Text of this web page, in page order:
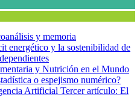
y memoria
energético y la sostenibilidad de
y Nutrición en el Mundo
o espejismo numérico?
Artificial Tercer artículo: El